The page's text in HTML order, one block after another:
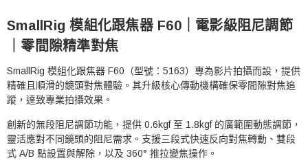
SmallRig 模組化跟焦器 F60｜電影級阻尼調節
｜零間隙精準對焦
SmallRig 模組化跟焦器 F60（型號：5163）專為影片拍攝而設，提供
精確且順滑的鏡頭對焦體驗。其升級核心傳動機構確保零間隙對焦追
蹤，達致專業拍攝效果。
創新的無段阻尼調節功能，提供 0.6kgf 至 1.8kgf 的廣範圍動態調節，
靈活應對不同鏡頭的阻尼需求。支援三段式快速反向對焦轉動、雙段
式 A/B 點設置與解除，以及 360° 推拉變焦操作。